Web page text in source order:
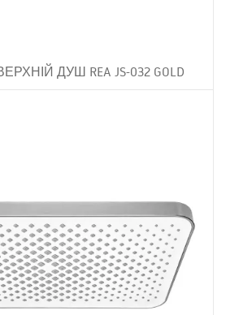
ДУШ REA JS-032 GOLD